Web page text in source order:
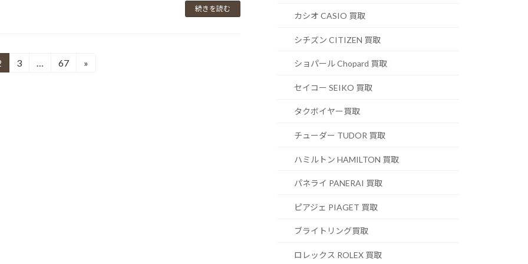
続きを読む
固
3 …
固
67 »
カシオ CASIO 買取
シチズン CITIZEN 買取
ショパール Chopard 買取
セイコー SEIKO 買取
タクボイヤー買取
チューダー TUDOR 買取
ハミルトン HAMILTON 買取
パネライ PANERAI 買取
ピアジェ PIAGET 買取
ブライトリング買取
ロレックス ROLEX 買取